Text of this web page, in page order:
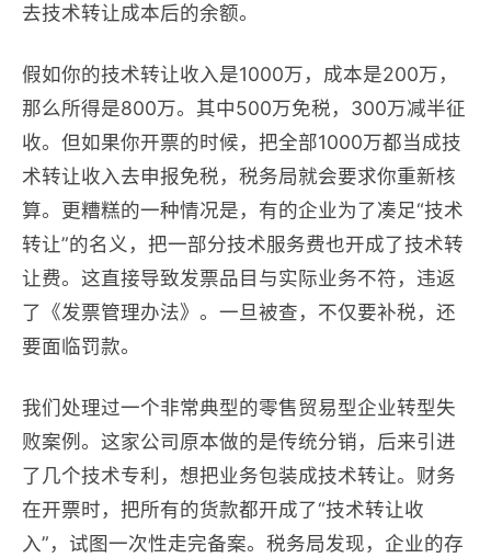
去技术转让成本后的余额。
假如你的技术转让收入是1000万，成本是200万，
那么所得是800万。其中500万免税，300万减半征
收。但如果你开票的时候，把全部1000万都当成技
术转让收入去申报免税，税务局就会要求你重新核
算。更糟糕的一种情况是，有的企业为了凑足“技术
转让”的名义，把一部分技术服务费也开成了技术转
让费。这直接导致发票品目与实际业务不符，违返
了《发票管理办法》。一旦被查，不仅要补税，还
要面临罚款。
我们处理过一个非常典型的零售贸易型企业转型失
败案例。这家公司原本做的是传统分销，后来引进
了几个技术专利，想把业务包装成技术转让。财务
在开票时，把所有的货款都开成了“技术转让收
入”，试图一次性走完备案。税务局发现，企业的存